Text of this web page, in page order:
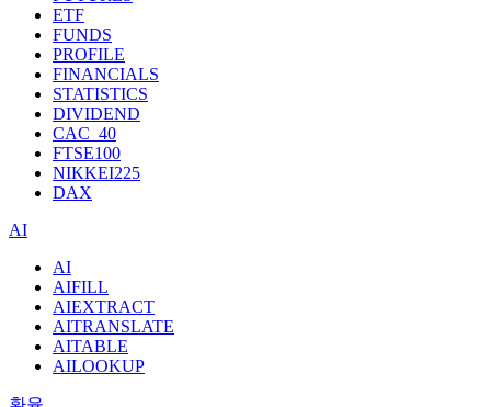
ETF
FUNDS
PROFILE
FINANCIALS
STATISTICS
DIVIDEND
CAC_40
FTSE100
NIKKEI225
DAX
AI
AI
AIFILL
AIEXTRACT
AITRANSLATE
AITABLE
AILOOKUP